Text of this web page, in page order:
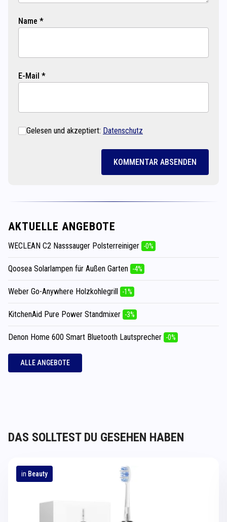
Name *
E-Mail *
Gelesen und akzeptiert: Datenschutz
KOMMENTAR ABSENDEN
AKTUELLE ANGEBOTE
WECLEAN C2 Nasssauger Polsterreiniger -0%
Qoosea Solarlampen für Außen Garten -4%
Weber Go-Anywhere Holzkohlegrill -1%
KitchenAid Pure Power Standmixer -3%
Denon Home 600 Smart Bluetooth Lautsprecher -0%
ALLE ANGEBOTE
DAS SOLLTEST DU GESEHEN HABEN
in Beauty